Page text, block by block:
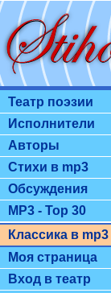
Театр поэзии
Исполнители
Авторы
Стихи в mp3
Обсуждения
MP3 - Top 30
Классика в mp3
Моя страница
Вход в театр